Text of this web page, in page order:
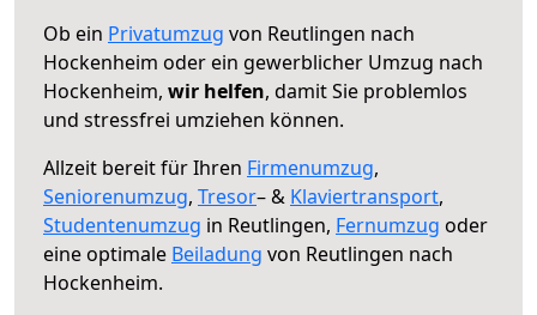
Ob ein Privatumzug von Reutlingen nach
Hockenheim oder ein gewerblicher Umzug nach
Hockenheim, wir helfen, damit Sie problemlos
und stressfrei umziehen können.
Allzeit bereit für Ihren Firmenumzug,
Seniorenumzug, Tresor– & Klaviertransport,
Studentenumzug in Reutlingen, Fernumzug oder
eine optimale Beiladung von Reutlingen nach
Hockenheim.